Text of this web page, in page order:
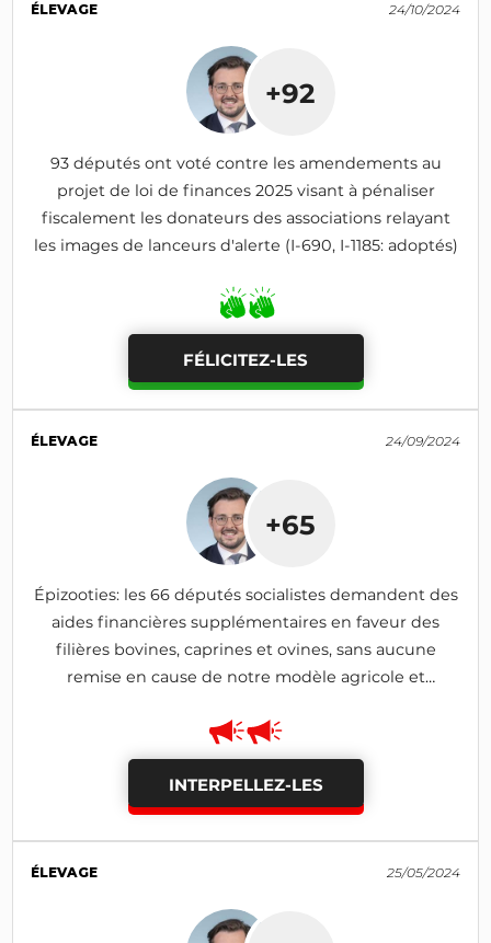
ÉLEVAGE 24/10/2024
+92
93 députés ont voté contre les amendements au
projet de loi de finances 2025 visant à pénaliser
fiscalement les donateurs des associations relayant
les images de lanceurs d'alerte (I-690, I-1185: adoptés)
FÉLICITEZ-LES
ÉLEVAGE 24/09/2024
+65
Épizooties: les 66 députés socialistes demandent des
aides financières supplémentaires en faveur des
filières bovines, caprines et ovines, sans aucune
remise en cause de notre modèle agricole et
INTERPELLEZ-LES
ÉLEVAGE 25/05/2024